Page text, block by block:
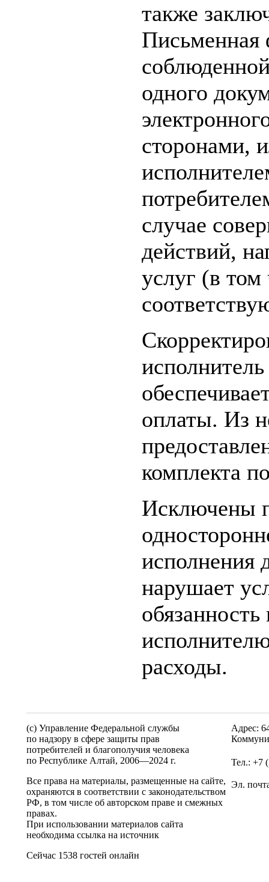
также
Письменная
одного
сторонами,
случае
действий,
услуг (в том
оплаты. Из
комплекта
Исключены
исполнения
нарушает
расходы.
(c) Управление Федеральной службы
по надзору в сфере защиты прав
потребителей и благополучия человека
по Республике Алтай, 2006—2024 г.
Все права на материалы, размещенные на сайте,
охраняются в соответствии с законодательством
РФ, в том числе об авторском праве и смежных
правах.
При использовании материалов сайта
необходима ссылка на источник
Сейчас 1538 гостей онлайн
Адрес:
Тел.: +7
Эл.